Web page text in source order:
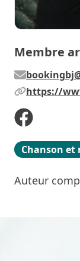
Membre
https://
Chanson et
Auteur